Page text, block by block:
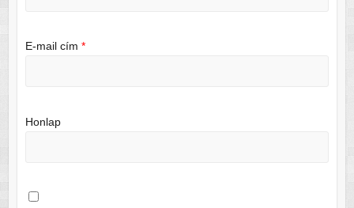
E-mail cím *
Honlap